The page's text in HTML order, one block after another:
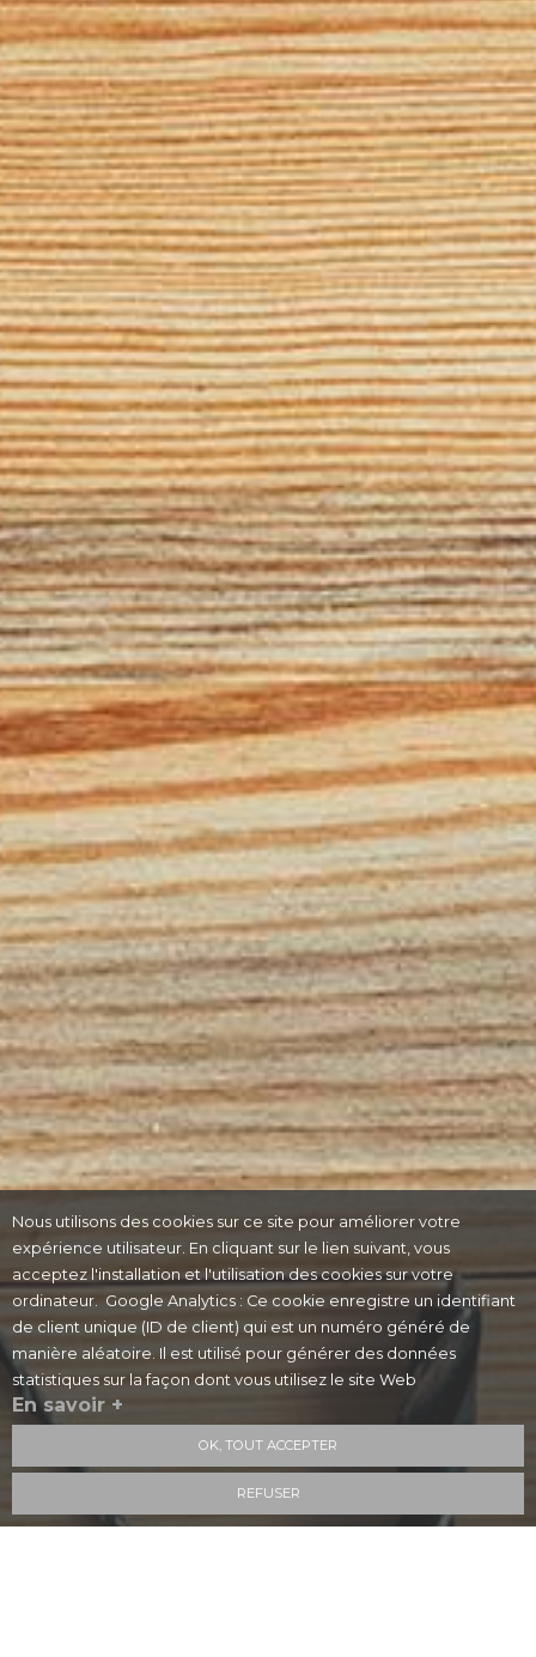
Nous utilisons des cookies sur ce site pour améliorer votre
expérience utilisateur. En cliquant sur le lien suivant, vous
acceptez l'installation et l'utilisation des cookies sur votre
ordinateur. Google Analytics : Ce cookie enregistre un identifiant
de client unique (ID de client) qui est un numéro généré de
manière aléatoire. Il est utilisé pour générer des données
statistiques sur la façon dont vous utilisez le site Web
En savoir +
OK, TOUT ACCEPTER
REFUSER